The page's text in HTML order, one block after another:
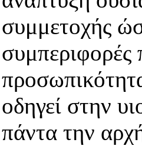
συμμετοχής
συμπεριφορές
οδηγεί στην
πάντα την